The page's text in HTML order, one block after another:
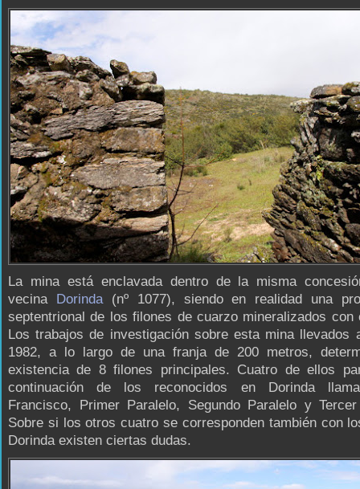
La mina está enclavada dentro de la misma
vecina Dorinda(nº 1077), siendo en realidad una
septentrional de los filones de cuarzo mineralizados con
Los trabajos de investigación sobre esta mina llevados
1982, a lo largo de una franja de 200 metros,
existencia de 8 filones principales. Cuatro de ellos
continuación de los reconocidos en Dorinda
Francisco, Primer Paralelo, Segundo Paralelo y
Sobre si los otros cuatro se corresponden también con
Dorinda existen ciertas dudas.